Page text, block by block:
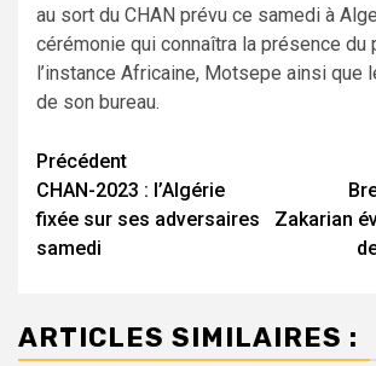
au sort du CHAN prévu ce samedi à
cérémonie qui connaîtra la présence du
l’instance Africaine, Motsepe ainsi que
de son bureau.
Navigation
d’article
Précédent
CHAN-2023 : l’Algérie
fixée sur ses adversaires
samedi
Zakarian
ARTICLES SIMILAIRES :